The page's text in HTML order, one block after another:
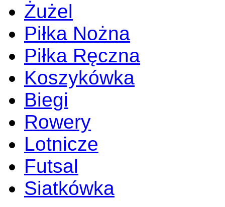
Żużel
Piłka Nożna
Piłka Ręczna
Koszykówka
Biegi
Rowery
Lotnicze
Futsal
Siatkówka